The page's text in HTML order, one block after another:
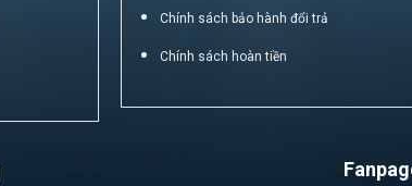
Chính sách bảo hành đổi trả
Chính sách hoàn tiền